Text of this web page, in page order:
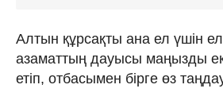
Алтын құрсақты ана ел үшін
азаматтың дауысы маңызды
етіп, отбасымен бірге өз